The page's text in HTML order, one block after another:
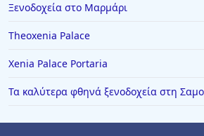
Ξενοδοχεία στο Μαρμάρι
Theoxenia Palace
Xenia Palace Portaria
Τα καλύτερα φθηνά ξενοδοχεία στη